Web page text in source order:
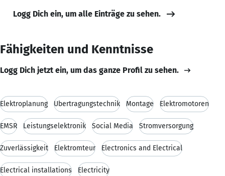
Logg Dich ein, um alle Einträge zu sehen.
Fähigkeiten und Kenntnisse
Logg Dich jetzt ein, um das ganze Profil zu sehen.
Elektroplanung Übertragungstechnik Montage Elektromotoren
EMSR Leistungselektronik Social Media Stromversorgung
Zuverlässigkeit Elektromteur Electronics and Electrical
Electrical installations Electricity